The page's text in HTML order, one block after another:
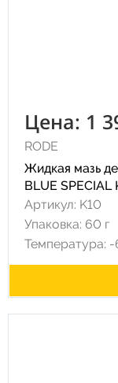
Цена: 1
RODE
Жидкая мазь
BLUE SPECIAL
Артикул: K10
Упаковка: 60 г
Температура: -